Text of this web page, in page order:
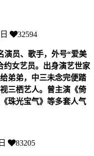
32594
演员、歌手，外号“爱美
约女艺员。出身演艺世家
弟弟，中三未念完便踏
三栖艺人。曾主演《倚
珠光宝气》等多套人气
83205